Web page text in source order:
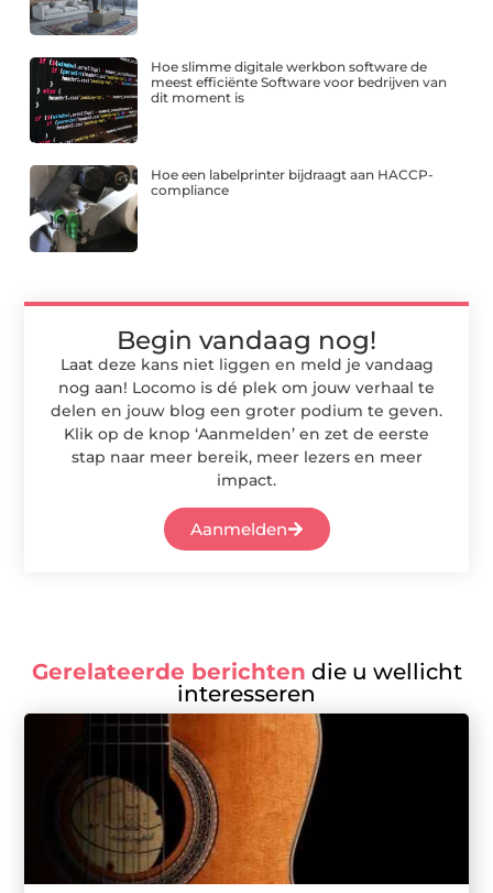
Hoe slimme digitale werkbon software de
meest efficiënte Software voor bedrijven van
dit moment is
Hoe een labelprinter bijdraagt aan HACCP-
compliance
Begin vandaag nog!
Laat deze kans niet liggen en meld je vandaag
nog aan! Locomo is dé plek om jouw verhaal te
delen en jouw blog een groter podium te geven.
Klik op de knop ‘Aanmelden’ en zet de eerste
stap naar meer bereik, meer lezers en meer
impact.
Aanmelden
Gerelateerde berichten die u wellicht
interesseren